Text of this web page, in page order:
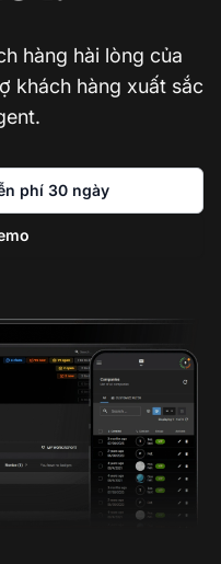
hàng hài lòng của
khách hàng xuất sắc
phí 30 ngày